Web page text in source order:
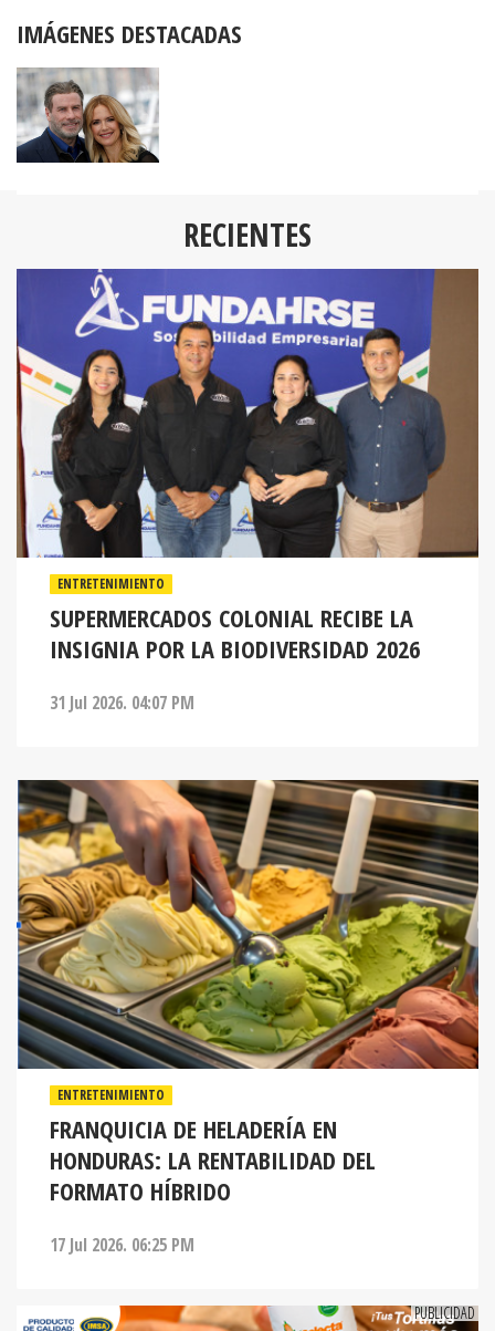
IMÁGENES DESTACADAS
RECIENTES
ENTRETENIMIENTO
SUPERMERCADOS COLONIAL RECIBE LA
INSIGNIA POR LA BIODIVERSIDAD 2026
31 Jul 2026. 04:07 PM
ENTRETENIMIENTO
FRANQUICIA DE HELADERÍA EN
HONDURAS: LA RENTABILIDAD DEL
FORMATO HÍBRIDO
17 Jul 2026. 06:25 PM